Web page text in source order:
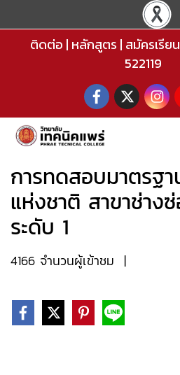
ติดต่อ | หลักสูตร | สมัครเรียน
522119
การทดสอบมาตรฐ
แห่งชาติ สาขาช่าง
ระดับ 1
4166 จำนวนผู้เข้าชม |